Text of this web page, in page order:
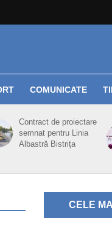
COMUNICATE
Contract de proiectare
semnat pentru Linia
Albastră Bistrița
CELE